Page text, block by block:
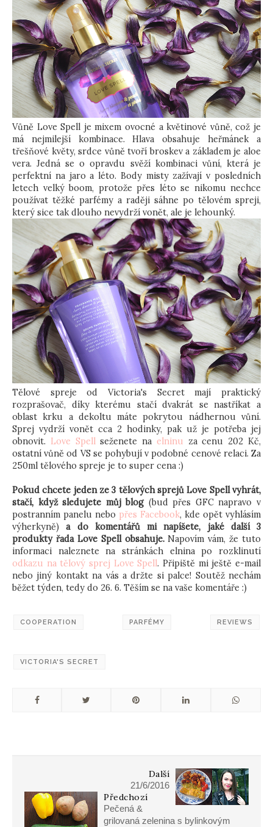
Vůně Love Spell je mixem ovocné a květinové vůně, což je
má nejmilejší kombinace. Hlava obsahuje heřmánek a
třešňové květy, srdce vůně tvoří broskev a základem je aloe
vera. Jedná se o opravdu svěží kombinaci vůní, která je
perfektní na jaro a léto. Body misty zažívají v posledních
letech velký boom, protože přes léto se nikomu nechce
používat těžké parfémy a raději sáhne po tělovém spreji,
který sice tak dlouho nevydrží vonět, ale je lehounký.
Tělové spreje od Victoria's Secret mají praktický
rozprašovač, díky kterému stačí dvakrát se nastříkat a
oblast krku a dekoltu máte pokrytou nádhernou vůní.
Sprej vydrží vonět cca 2 hodinky, pak už je potřeba jej
obnovit. Love Spellseženete na elninu za cenu 202 Kč,
ostatní vůně od VS se pohybují v podobné cenové relaci. Za
250ml tělového spreje je to super cena :)
Pokud chcete jeden ze 3 tělových sprejů Love Spell vyhrát,
stačí, když sledujete můj blog (bud přes GFC napravo v
postranním panelu nebo přes Facebook, kde opět vyhlásím
výherkyně)a do komentářů mi napíšete, jaké další 3
produkty řada Love Spell obsahuje.Napovím vám, že tuto
informaci naleznete na stránkách elnina po rozklinutí
odkazu na tělový sprej Love Spell. Připiště mi ještě e-mail
nebo jiný kontakt na vás a držte si palce! Soutěž nechám
běžet týden, tedy do 26. 6. Těším se na vaše komentáře :)
COOPERATION PARFÉMY REVIEWS
VICTORIA'S SECRET
Další
21/6/2016
Předchozí
Pečená &
grilovaná zelenina s bylinkovým